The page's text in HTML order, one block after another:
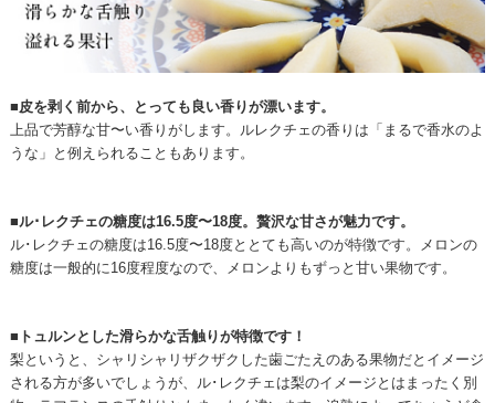
■皮を剥く前から、とっても良い香りが漂います。
上品で芳醇な甘〜い香りがします。ルレクチェの香りは「まるで香水のよ
うな」と例えられることもあります。
■ル･レクチェの糖度は16.5度〜18度。贅沢な甘さが魅力です。
ル･レクチェの糖度は16.5度〜18度ととても高いのが特徴です。メロンの
糖度は一般的に16度程度なので、メロンよりもずっと甘い果物です。
■トュルンとした滑らかな舌触りが特徴です！
梨というと、シャリシャリザクザクした歯ごたえのある果物だとイメージ
される方が多いでしょうが、ル･レクチェは梨のイメージとはまったく別